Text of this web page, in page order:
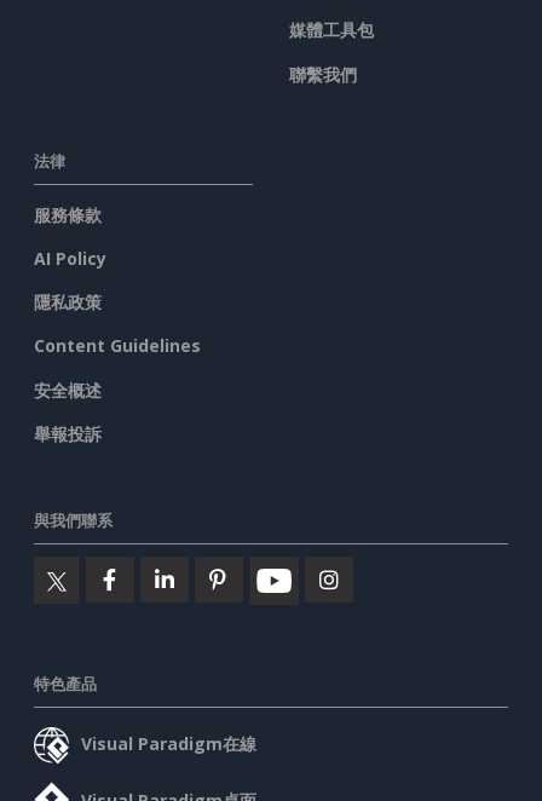
媒體工具包
聯繫我們
法律
服務條款
AI Policy
隱私政策
Content Guidelines
安全概述
舉報投訴
與我們聯系
特色產品
Visual Paradigm在線